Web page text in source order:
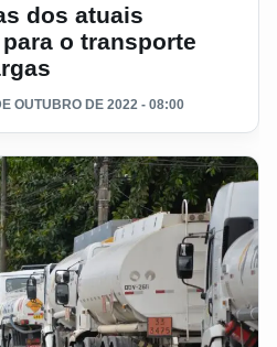
dos atuais
o transporte
OUTUBRO DE 2022 - 08:00